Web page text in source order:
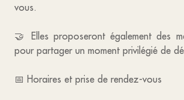
vous.
🤝 Elles proposeront également des
pour partager un moment privilégié de
📅 Horaires et prise de rendez-vous